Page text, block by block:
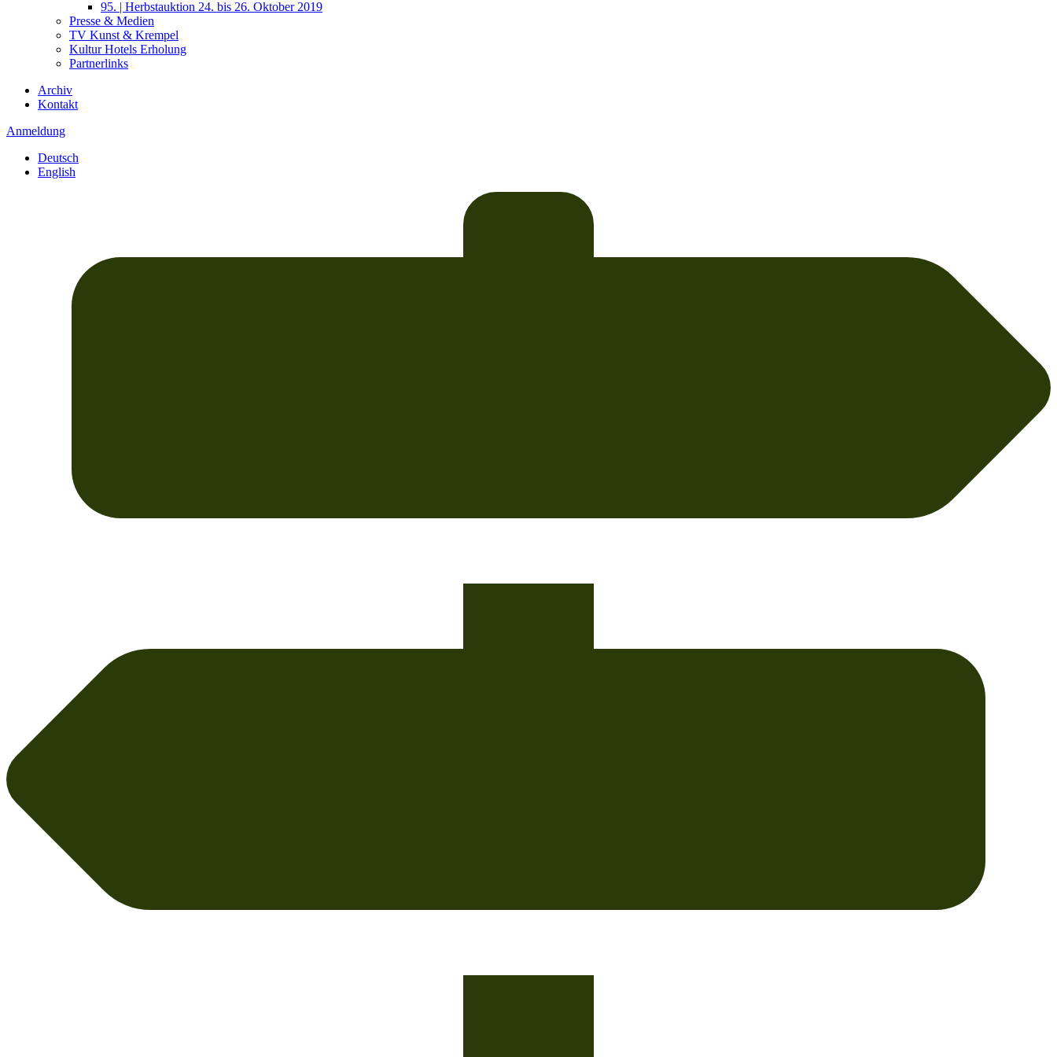
95. | Herbstauktion 24. bis 26. Oktober 2019
Presse & Medien
TV Kunst & Krempel
Kultur Hotels Erholung
Partnerlinks
Archiv
Kontakt
Anmeldung
Deutsch
English